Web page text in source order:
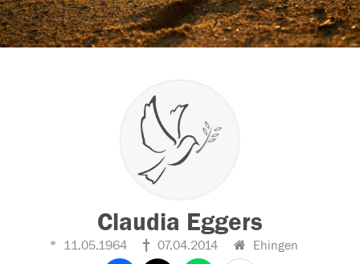
Claudia Eggers
11.05.1964 07.04.2014 Ehingen